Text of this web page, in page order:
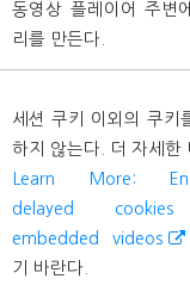
동영상 플레이어 주변
리를 만든다.
세션 쿠키 이외의 쿠키
하지 않는다. 더 자세한
Learn More:
delayed
embedded videos
기 바란다.